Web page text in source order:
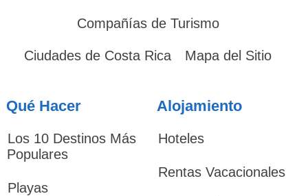
Compañías de Turismo
Ciudades de Costa Rica Mapa del Sitio
Qué Hacer
Los 10 Destinos Más
Populares
Playas
Alojamiento
Hoteles
Rentas Vacacionales